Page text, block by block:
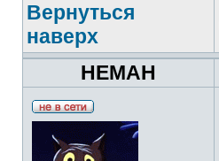
Вернуться
наверх
HEMAH